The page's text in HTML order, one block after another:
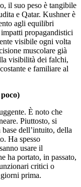
il suo peso è tangibile
e Qatar. Kushner è
agli equilibri
propagandistici
visibile ogni volta
muscolare già
visibilità dei falchi,
e familiare al
È noto che
Piuttosto, si
dell’intuito, della
Ha spesso
usare il
ha portato, in passato,
critici o
prima.